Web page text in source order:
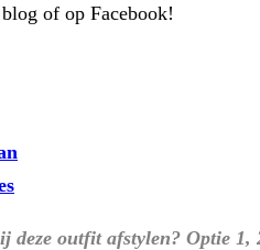
of op Facebook!
deze outfit afstylen? Optie 1,